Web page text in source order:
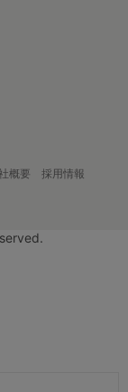
概要
採用情報